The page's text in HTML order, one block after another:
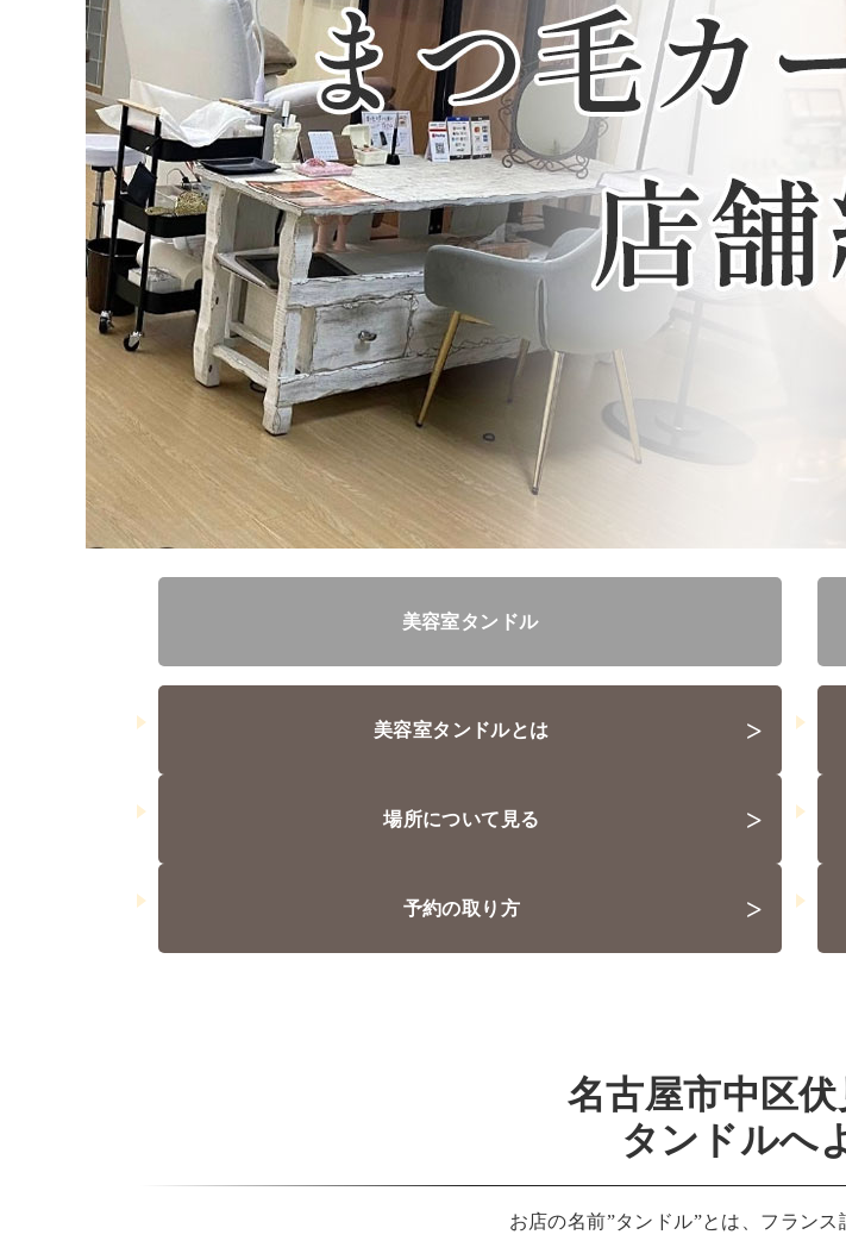
美容室タンドル
美容室タンドルとは >
場所について見る >
予約の取り方 >
名古屋市中区
タンドルへ
お店の名前”タンドル”とは、フランス